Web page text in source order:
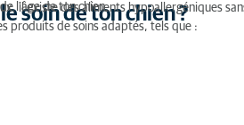
chien ?
soin de ton chien ?
l'âge de ton chien.
il existe des aliments hypoallergéniques
produits de soins adaptés, tels que :